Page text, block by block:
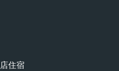
住宿